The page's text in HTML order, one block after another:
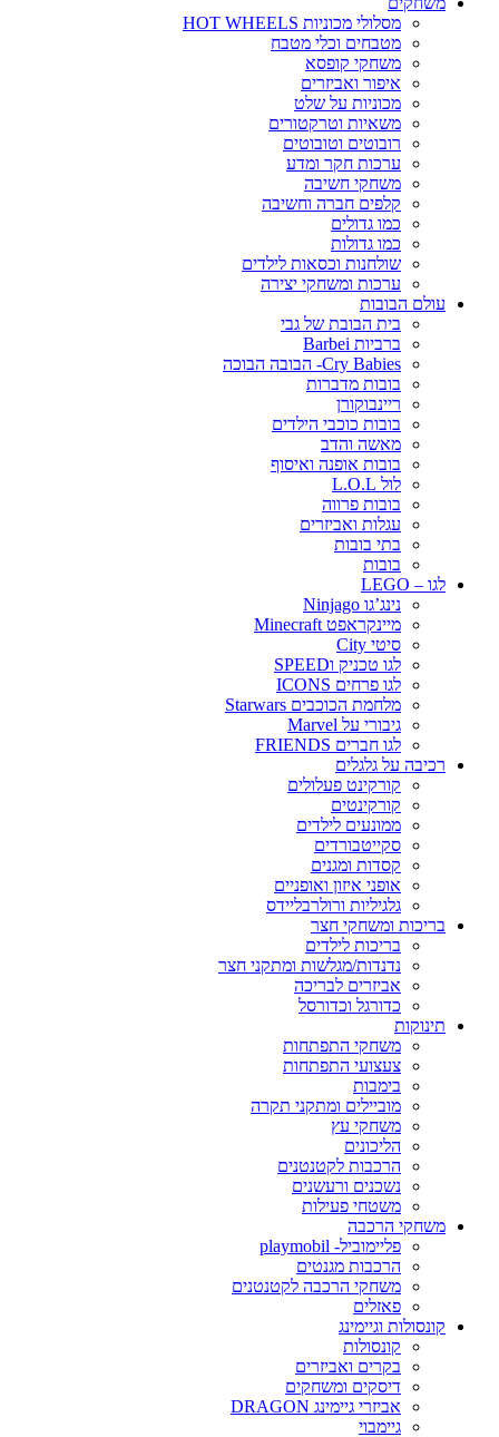
מסלולי מכוניות HOT WHEELS
מטבחים וכלי מטבח
משחקי קופסא
איפור ואביזרים
מכוניות על שלט
משאיות וטרקטורים
רובוטים וטובוטים
ערכות חקר ומדע
משחקי חשיבה
קלפים חברה וחשיבה
כמו גדולים
כמו גדולות
שולחנות וכסאות לילדים
ערכות ומשחקי יצירה
עולם הבובות
בית הבובת של גבי
ברביות Barbei
Cry Babies- הבובה הבוכה
בובות מדברות
ריינבוקורן
בובות כוכבי הילדים
מאשה והדב
בובות אופנה ואיסוף
לול L.O.L
בובות פרווה
עגלות ואביזרים
בתי בובות
בובות
לגו – LEGO
נינג’גו Ninjago
מיינקראפט Minecraft
סיטי City
לגו טכניק וSPEED
לגו פרחים ICONS
מלחמת הכוכבים Starwars
גיבורי על Marvel
לגו חברים FRIENDS
רכיבה על גלגלים
קורקינט פעלולים
קורקינטים
ממונעים לילדים
סקייטבורדים
קסדות ומגנים
אופני איזון ואופניים
גלגיליות ורולרבליידס
בריכות ומשחקי חצר
בריכות לילדים
נדנדות/מגלשות ומתקני חצר
אביזרים לבריכה
כדורגל וכדורסל
תינוקות
משחקי התפתחות
צעצועי התפתחות
בימבות
מוביילים ומתקני תקרה
משחקי עץ
הליכונים
הרכבות לקטנטנים
נשכנים ורעשנים
משטחי פעילות
משחקי הרכבה
פליימוביל- playmobil
הרכבות מגנטים
משחקי הרכבה לקטנטנים
פאזלים
קונסולות וגיימינג
קונסולות
בקרים ואביזרים
דיסקים ומשחקים
אביזרי גיימינג DRAGON
גיימבוי